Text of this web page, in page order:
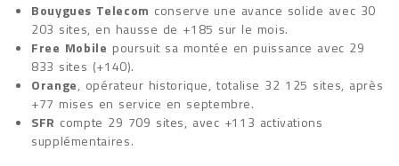
Bouygues Telecom conserve une avance solide avec 30
203 sites, en hausse de +185 sur le mois.
Free Mobile poursuit sa montée en puissance avec 29
833 sites (+140).
Orange, opérateur historique, totalise 32 125 sites, après
+77 mises en service en septembre.
SFR compte 29 709 sites, avec +113 activations
supplémentaires.